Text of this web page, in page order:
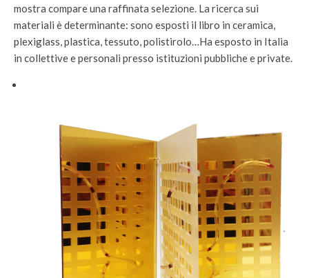
mostra compare una raffinata selezione. La ricerca sui
materiali è determinante: sono esposti il libro in ceramica,
plexiglass, plastica, tessuto, polistirolo…Ha esposto in Italia
in collettive e personali presso istituzioni pubbliche e private.